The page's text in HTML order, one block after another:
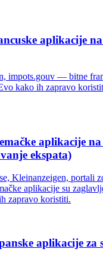
aplikacije
impots.gouv — bitne
kako ih zapravo
aplikacije na
ekspata)
Kleinanzeigen, portali
aplikacije su
zapravo koristiti.
aplikacije za